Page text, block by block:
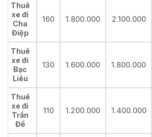
Thuê
xe đi
Cha
Điệp
160 1.800.000 2.100.000
Thuê
xe đi
Bạc
Liêu
130 1.600.000 1.800.000
Thuê
xe đi
Trần
Đề
110 1.200.000 1.400.000